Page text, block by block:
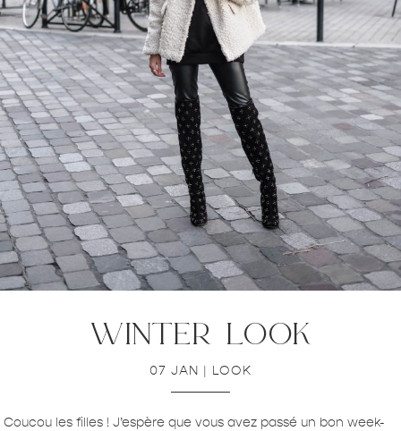
winter look
07 JAN | LOOK
Coucou les filles ! J’espère que vous avez passé un bon week-